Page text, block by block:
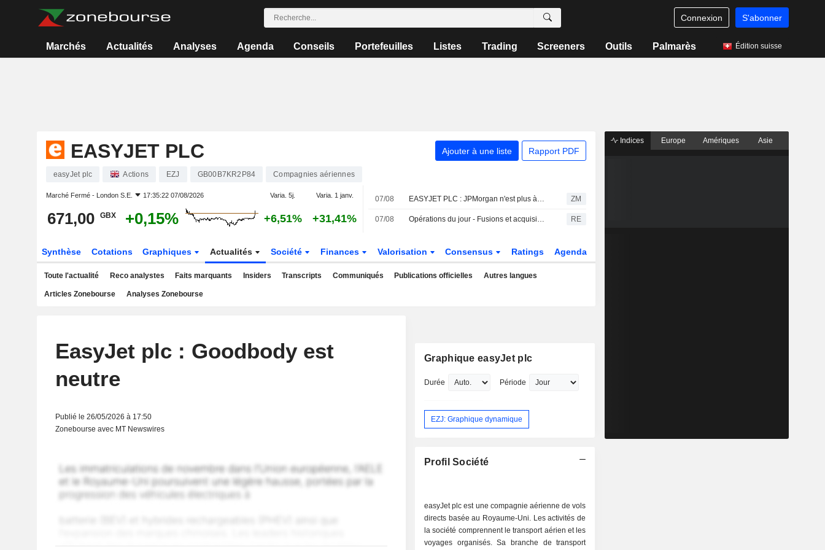
Connexion S'abonner
Marchés Actualités Analyses Agenda Conseils Portefeuilles Listes Trading Screeners Outils Palmarès Édition suisse
EASYJET PLC Ajouter à une liste Rapport PDF
easyJet plc Actions EZJ GB00B7KR2P84 Compagnies aériennes
Marché Fermé - London S.E. 17:35:22 07/08/2026 Varia. 5j. Varia. 1 janv.
671,00 GBX +0,15% +6,51% +31,41%
07/08 EASYJET PLC : JPMorgan n'est plus à la vente ZM
07/08 Opérations du jour - Fusions et acquisitions RE
Synthèse Cotations Graphiques Actualités Société Finances Valorisation Consensus Ratings Agenda
Toute l'actualité Reco analystes Faits marquants Insiders Transcripts Communiqués Publications officielles Autres langues
Articles Zonebourse Analyses Zonebourse
EasyJet plc : Goodbody est
neutre
Publié le 26/05/2026 à 17:50
Zonebourse avec MT Newswires
Graphique easyJet plc
Durée Période
EZJ: Graphique dynamique
Profil Société
easyJet plc est une compagnie aérienne de vols
directs basée au Royaume-Uni. Les activités de
la société comprennent le transport aérien et les
voyages organisés. Sa branche de transport
Indices Europe Amériques Asie